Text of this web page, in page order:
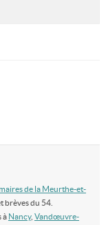
de la Meurthe-et-
brèves du 54.
à Nancy, Vandœuvre-